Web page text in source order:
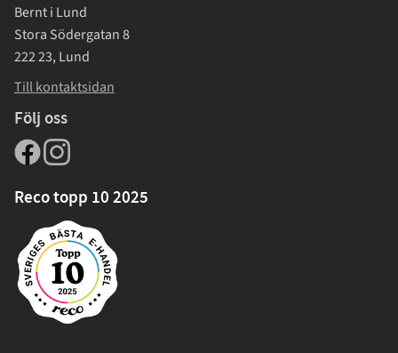
Bernt i Lund
Stora Södergatan 8
222 23, Lund
Till kontaktsidan
Följ oss
Reco topp 10 2025